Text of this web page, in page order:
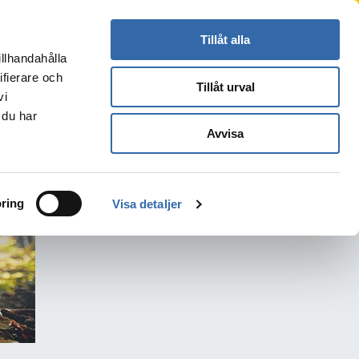
och
har
Visa detaljer
Tillåt alla
Tillåt urval
Avvisa
Kontakt Logga in Translate